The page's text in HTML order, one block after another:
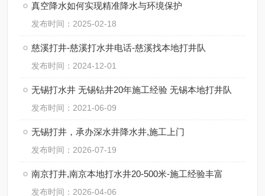
真空降水如何实现精准降水与环境保护
发布时间：2025-02-18
慈溪打井-慈溪打水井电话-慈溪找本地打井队
发布时间：2024-12-01
无锡打水井 无锡钻井20年施工经验 无锡本地打井队
发布时间：2021-06-09
无锡打井，承办深水井降水井,施工上门
发布时间：2026-07-19
南京打井,南京本地打水井20-500米-施工经验丰富
发布时间：2026-04-06